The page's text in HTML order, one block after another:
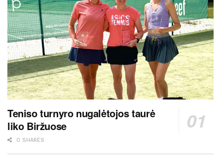
Teniso turnyro nugalėtojos taurė
liko Biržuose
0 SHARES